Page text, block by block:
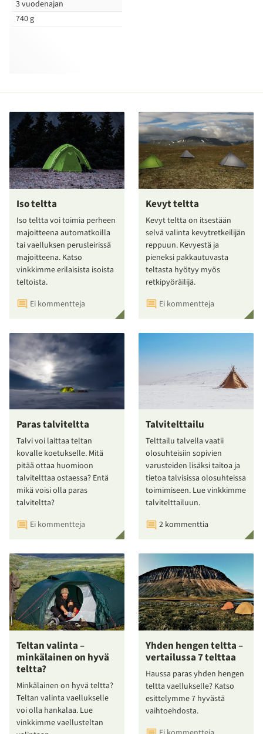
3 vuodenajan
740 g
Iso teltta
Iso teltta voi toimia perheen
majoitteena automatkoilla
tai vaelluksen perusleirissä
majoitteena. Katso
vinkkimme erilaisista isoista
teltoista.
Ei kommentteja
Kevyt teltta
Kevyt teltta on itsestään
selvä valinta kevytretkeilijän
reppuun. Kevyestä ja
pieneksi pakkautuvasta
teltasta hyötyy myös
retkipyöräilijä.
Ei kommentteja
Paras talviteltta
Talvi voi laittaa teltan
kovalle koetukselle. Mitä
pitää ottaa huomioon
talvitelttaa ostaessa? Entä
mikä voisi olla paras
talviteltta?
Ei kommentteja
Talvitelttailu
Telttailu talvella vaatii
olosuhteisiin sopivien
varusteiden lisäksi taitoa ja
tietoa talvisissa olosuhteissa
toimimiseen. Lue vinkkimme
talvitelttailuun.
2 kommenttia
Teltan valinta –
minkälainen on hyvä
teltta?
Minkälainen on hyvä teltta?
Teltan valinta vaellukselle
voi olla hankalaa. Lue
vinkkimme vaellusteltan
Yhden hengen teltta –
vertailussa 7 telttaa
Haussa paras yhden hengen
teltta vaellukselle? Katso
esittelymme 7 hyvästä
vaihtoehdosta.